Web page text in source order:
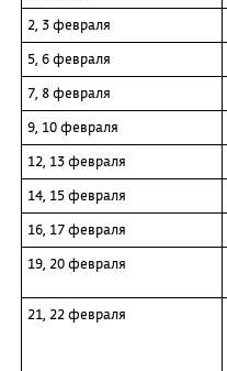
2, 3 февраля
5, 6 февраля
7, 8 февраля
9, 10 февраля
12, 13 февраля
14, 15 февраля
16, 17 февраля
19, 20 февраля
21, 22 февраля